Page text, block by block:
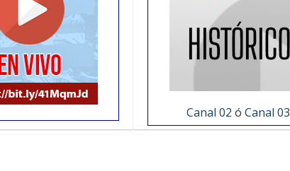
Canal 02 ó Canal 03